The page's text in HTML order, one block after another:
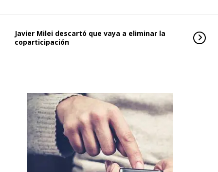
Javier Milei descartó que vaya a eliminar la
coparticipación